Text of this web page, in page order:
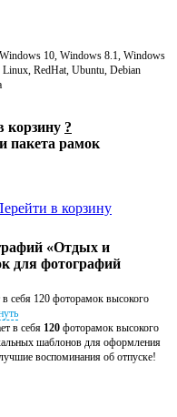
10, Windows 8.1, Windows
RedHat, Ubuntu, Debian
корзину ?
пакета рамок
в корзину
«Отдых и
для фотографий
себя 120 фоторамок высокого
в себя 120 фоторамок высокого
шаблонов для оформления
воспоминания об отпуске!